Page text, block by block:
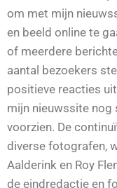
om met mijn
en beeld online te
of meerdere
aantal bezoekers
positieve reacties
mijn nieuwssite nog
voorzien. De
diverse fotografen,
Aalderink en Roy
de eindredactie en